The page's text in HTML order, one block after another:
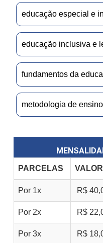
educação especial e
educação inclusiva e
fundamentos da
metodologia de
PARCELAS VALOR
Por 1x R$
Por 2x R$
Por 3x R$